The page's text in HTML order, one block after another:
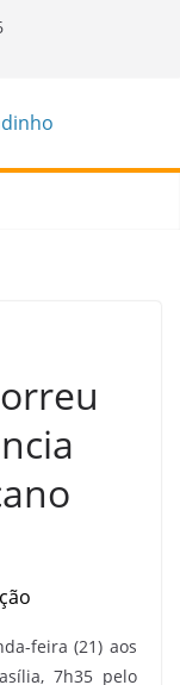
feira (21) aos
7h35 pelo